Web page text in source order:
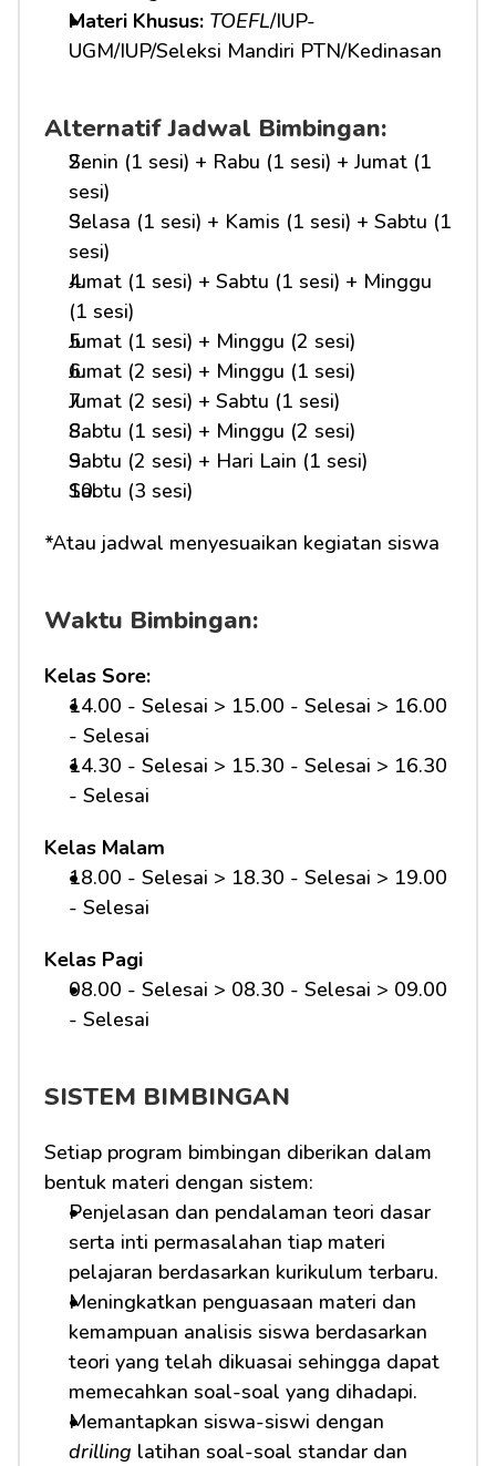
Materi Khusus: TOEFL/IUP-
UGM/IUP/Seleksi Mandiri PTN/Kedinasan
Alternatif Jadwal Bimbingan:
Senin (1 sesi) + Rabu (1 sesi) + Jumat (1
sesi)
Selasa (1 sesi) + Kamis (1 sesi) + Sabtu (1
sesi)
Jumat (1 sesi) + Sabtu (1 sesi) + Minggu
(1 sesi)
Jumat (1 sesi) + Minggu (2 sesi)
Jumat (2 sesi) + Minggu (1 sesi)
Jumat (2 sesi) + Sabtu (1 sesi)
Sabtu (1 sesi) + Minggu (2 sesi)
Sabtu (2 sesi) + Hari Lain (1 sesi)
Sabtu (3 sesi)
*Atau jadwal menyesuaikan kegiatan siswa
Waktu Bimbingan:
Kelas Sore:
14.00 - Selesai > 15.00 - Selesai > 16.00
- Selesai
14.30 - Selesai > 15.30 - Selesai > 16.30
- Selesai
Kelas Malam
18.00 - Selesai > 18.30 - Selesai > 19.00
- Selesai
Kelas Pagi
08.00 - Selesai > 08.30 - Selesai > 09.00
- Selesai
SISTEM BIMBINGAN
Setiap program bimbingan diberikan dalam
bentuk materi dengan sistem:
Penjelasan dan pendalaman teori dasar
serta inti permasalahan tiap materi
pelajaran berdasarkan kurikulum terbaru.
Meningkatkan penguasaan materi dan
kemampuan analisis siswa berdasarkan
teori yang telah dikuasai sehingga dapat
memecahkan soal-soal yang dihadapi.
drilling latihan soal-soal standar dan